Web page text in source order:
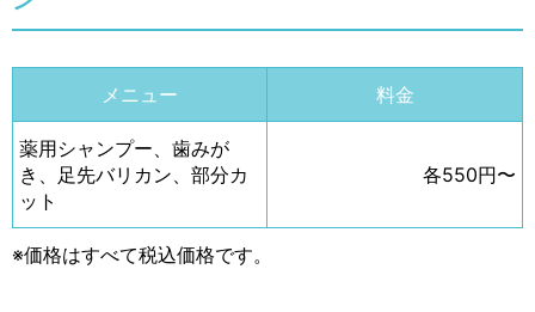
メニュー 料金
薬用シャンプー、歯みが
き、足先バリカン、部分カ
ット
各550円〜
※価格はすべて税込価格です。